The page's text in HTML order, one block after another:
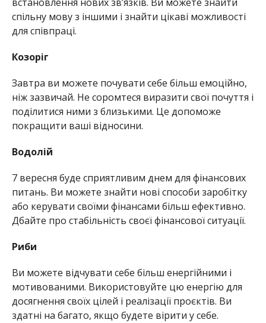
встановлення нових зв’язків. Ви можете знайти
спільну мову з іншими і знайти цікаві можливості
для співпраці.
Козоріг
Завтра ви можете почувати себе більш емоційно,
ніж зазвичай. Не соромтеся виразити свої почуття і
поділитися ними з близькими. Це допоможе
покращити ваші відносини.
Водолій
7 вересня буде сприятливим днем для фінансових
питань. Ви можете знайти нові способи заробітку
або керувати своїми фінансами більш ефективно.
Дбайте про стабільність своєї фінансової ситуації.
Риби
Ви можете відчувати себе більш енергійними і
мотивованими. Використовуйте цю енергію для
досягнення своїх цілей і реалізації проєктів. Ви
здатні на багато, якщо будете вірити у себе.